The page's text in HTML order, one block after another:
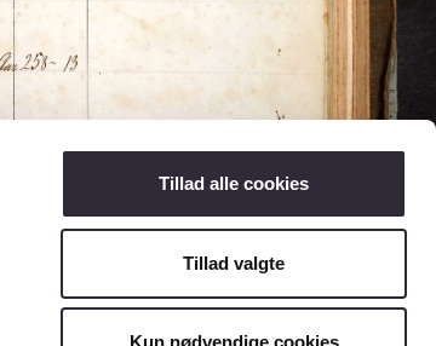
Tillad alle cookies
Tillad valgte
Kun nødvendige cookies